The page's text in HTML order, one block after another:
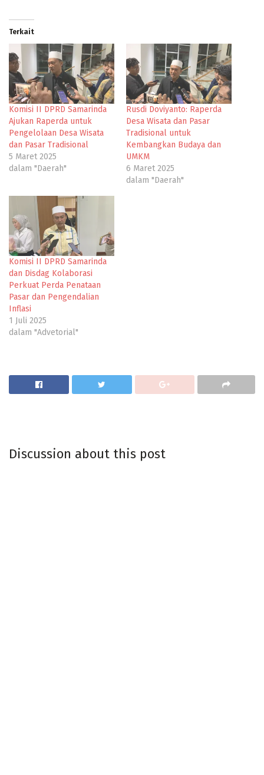
Terkait
Komisi II DPRD Samarinda
Ajukan Raperda untuk
Pengelolaan Desa Wisata
dan Pasar Tradisional
5 Maret 2025
dalam "Daerah"
Rusdi Doviyanto: Raperda
Desa Wisata dan Pasar
Tradisional untuk
Kembangkan Budaya dan
UMKM
6 Maret 2025
dalam "Daerah"
Komisi II DPRD Samarinda
dan Disdag Kolaborasi
Perkuat Perda Penataan
Pasar dan Pengendalian
Inflasi
1 Juli 2025
dalam "Advetorial"
Discussion about this post